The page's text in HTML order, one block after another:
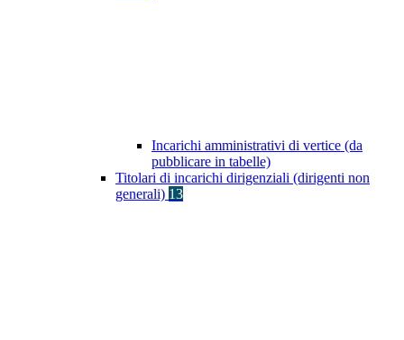
Incarichi amministrativi di vertice (da
pubblicare in tabelle)
Titolari di incarichi dirigenziali (dirigenti non
generali) 13